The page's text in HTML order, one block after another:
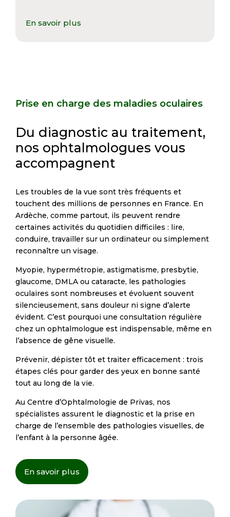
En savoir plus
Prise en charge des maladies oculaires
Du diagnostic au traitement,
nos ophtalmologues vous
accompagnent
Les troubles de la vue sont très fréquents et
touchent des millions de personnes en France. En
Ardèche, comme partout, ils peuvent rendre
certaines activités du quotidien difficiles : lire,
conduire, travailler sur un ordinateur ou simplement
reconnaître un visage.
Myopie, hypermétropie, astigmatisme, presbytie,
glaucome, DMLA ou cataracte, les pathologies
oculaires sont nombreuses et évoluent souvent
silencieusement, sans douleur ni signe d’alerte
évident. C’est pourquoi une consultation régulière
chez un ophtalmologue est indispensable, même en
l’absence de gêne visuelle.
Prévenir, dépister tôt et traiter efficacement : trois
étapes clés pour garder des yeux en bonne santé
tout au long de la vie.
Au Centre d’Ophtalmologie de Privas, nos
spécialistes assurent le diagnostic et la prise en
charge de l’ensemble des pathologies visuelles, de
l’enfant à la personne âgée.
En savoir plus